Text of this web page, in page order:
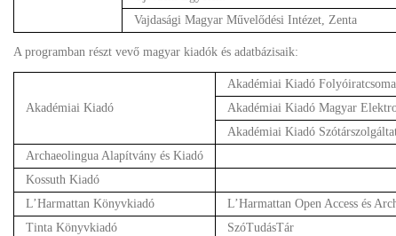
Vajdasági Magyar Művelődési Intézet, Zenta
A programban részt vevő magyar kiadók és adatbázisaik:
Akadémiai Kiadó
Akadémiai Kiadó
Akadémiai Kiadó Magyar
Akadémiai Kiadó
Archaeolingua Alapítvány és Kiadó
Kossuth Kiadó
L’Harmattan Könyvkiadó
L’Harmattan Open Access és
Tinta Könyvkiadó
SzóTudásTár